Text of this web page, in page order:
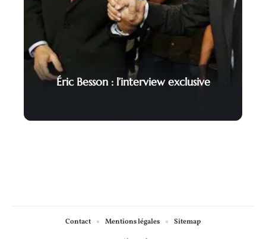
Éric Besson : l’interview exclusive
Contact Mentions légales Sitemap